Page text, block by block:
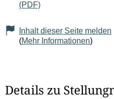
(PDF)
Inhalt dieser Seite melden
(Mehr Informationen)
Details zu